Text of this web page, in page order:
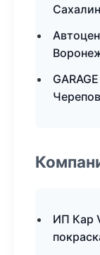
ИП Кар